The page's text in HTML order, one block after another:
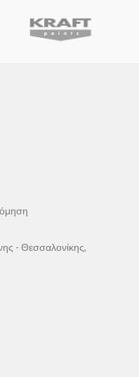
- Θεσσαλονίκης,